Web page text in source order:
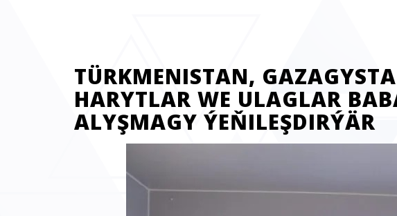
TÜRKMENISTAN,
HARYTLAR WE ULAGLAR
ALYŞMAGY ÝEŇILEŞDIRÝÄR